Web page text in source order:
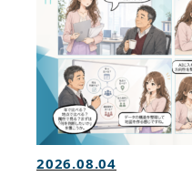
2026.08.04